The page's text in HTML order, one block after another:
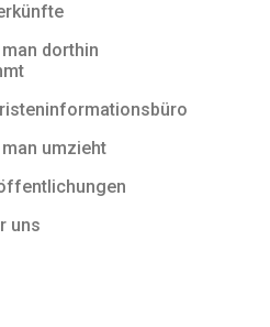
dorthin
man umzieht
uns